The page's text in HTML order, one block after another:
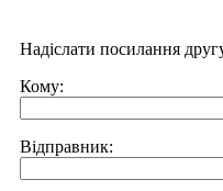
Надіслати посилання
Кому:
Відправник: